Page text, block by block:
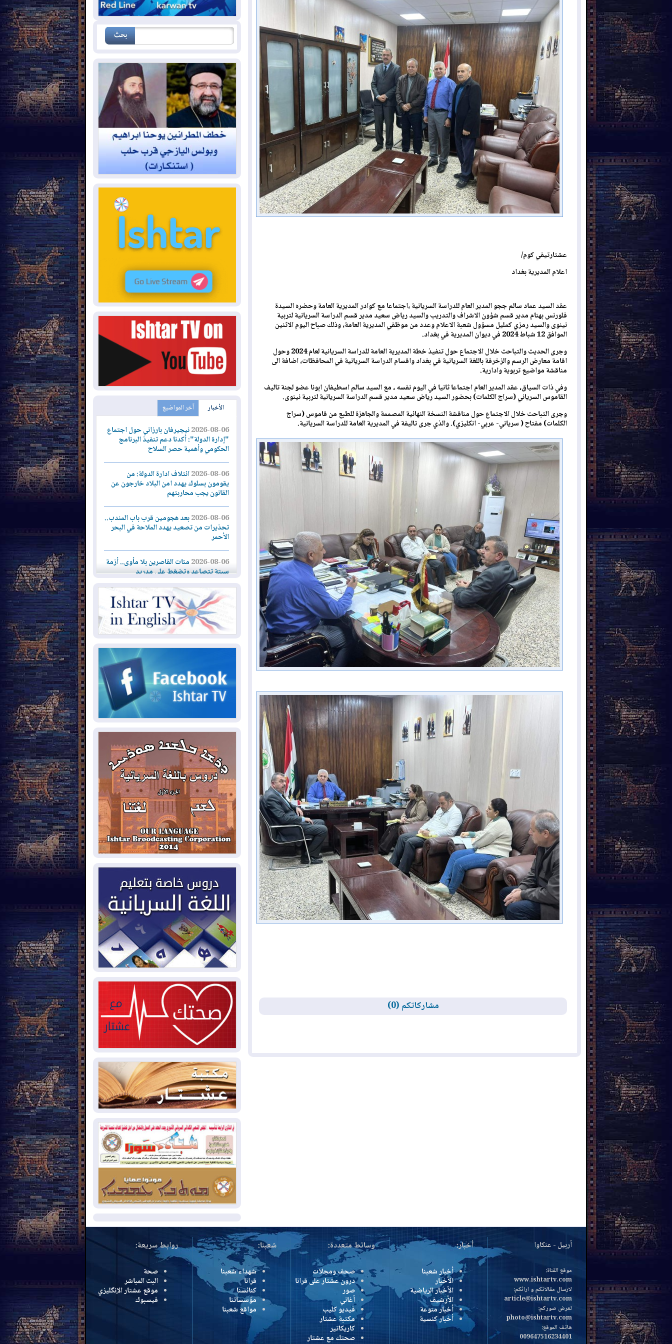
عشتارتيفي كوم/
اعلام المديرية بغداد
عقد السيد عماد سالم ججو المدير العام للدراسة السريانية ،اجتماعا مع كوادر المديرية العامة وحضره السيدة
فلورنس بهنام مدير قسم شؤون الاشراف والتدريب والسيد رياض سعيد مدير قسم الدراسة السريانية لتربية
نينوى والسيد رمزي كمليل مسؤول شعبة الاعلام وعدد من موظفي المديرية العامة، وذلك صباح اليوم الاثنين
الموافق 12 شباط 2024 في ديوان المديرية في بغداد.
وجرى الحديث والتباحث خلال الاجتماع حول تنفيذ خطة المديرية العامة للدراسة السريانية لعام 2024 وحول
اقامة معارض الرسم والزخرفة باللغة السريانية في بغداد واقسام الدراسة السريانية في المحافظات، اضافة الى
مناقشة مواضيع تربوية وادارية.
وفي ذات السياق، عقد المدير العام اجتماعا ثانيا في اليوم نفسه ، مع السيد سالم اسطيفان ابونا عضو لجنة تاليف
القاموس السرياني (سراج الكلمات) بحضور السيد رياض سعيد مدير قسم الدراسة السريانية لتربية نينوى.
وجرى التباحت خلال الاجتماع حول مناقشة النسخة النهائية المصممة والجاهزة للطبع من قاموس (سراج
الكلمات) مفتاح ( سرياني- عربي- انكليزي). والذي جرى تاليفة في المديرية العامة للدراسة السريانية.
مشاركاتكم (0)
الأخبار آخر المواضيع
2026-08-06نيجيرفان بارزاني حول اجتماع
"إدارة الدولة": أكدنا دعم تنفيذ البرنامج
الحكومي وأهمية حصر السلاح
2026-08-06ائتلاف ادارة الدولة: من
يقومون بسلوك يهدد امن البلاد خارجون عن
القانون يجب محاربتهم
2026-08-06بعد هجومين قرب باب المندب..
تحذيرات من تصعيد يهدد الملاحة في البحر
الأحمر
2026-08-06مئات القاصرين بلا مأوى.. أزمة
سبتة تتصاعد وتضغط على مدريد
2026-08-05
لمدة عام.. بدء توريد 100
مليون قدم مكعب يومياً من غاز كورمور في
إقليم كوردستان إلى وزارة الكهرباء العراقية
ملامح أخطر التحديات التي تواجه العراق
2026-08-05
حرائق فرنسا.. توقيف 402
شخص بينهم 156 قاصرا منذ بداية موسم
الحرائق
2026-08-04سومو: إنتاج النفط في إقليم
كوردستان انخفض إلى أقل من 10%
2026-08-04ملفات حقبة الكاظمي تعود إلى
الواجهة.. أنباء عن مراجعات قضائية
وتحقيقات أوسع في قضايا فساد
2026-08-04
بيترو يشكو تزوير الانتخابات
الرئاسية ويحذر من "حرب أهلية" في
كولومبيا
2026-08-03رئيس إقليم كوردستان في
2026-08-03العراق يؤكد مجدداً التزامه
بمنع الهجمات على الدول المجاورة
2026-08-03العجز والاقتراض يطوقان
المالية العراقية.. اقتراض يتجاوز 3 تريليونات
دينار!
2026-08-03كوبا تغرق في الظلام مجددا
2026-08-03
أوامر بإجلاء 60 ألف شخص
بسبب الحرائق في ولاية واشنطن
2026-08-02
مشروع "حسابي" يُمهل
الموظفين حتى نهاية أغسطس لاستلام
بطاقاتهم المصرفية
2026-08-02دمشق وعمّان تحذران بغداد:
أي هجوم من أراضي العراق سيواجه برد
2026-08-02ترامب: الولايات المتحدة
وإسرائيل تعلقان شن ضربات على إيران
2026-08-01تقرير: الولايات المتحدة تسحب
منظومة باتريوت الدفاعية من أربيل
2026-08-01
النفط: اتفاقية ثلاثية لاستئناف
التصدير عبر جيهان بطاقة 750 ألف برميل
يومياً
المزيد
أربيل - عنكاوا
موقع القناة:
www.ishtartv.com
لارسال مقالاتكم و ارائكم:
article@ishtartv.com
لعرض صوركم:
photo@ishtartv.com
هاتف الموقع:
009647516234401
أخبار:
أخبار شعبنا
الأخبار
الأخبار الرياضية
الأرشيف
أخبار منوعة
أخبار كنسية
وسائط متعددة:
صحف ومجلات
درون عشتار على قرانا
صور
أغاني
فيديو كليب
مكتبة عشتار
كاريكاتير
صحتك مع عشتار
شعبنا:
شهداء شعبنا
قرانا
كنائسنا
مؤسساتنا
مواقع شعبنا
روابط سريعة:
صحة
البث المباشر
موقع عشتار الإنگليزي
فيسبوك